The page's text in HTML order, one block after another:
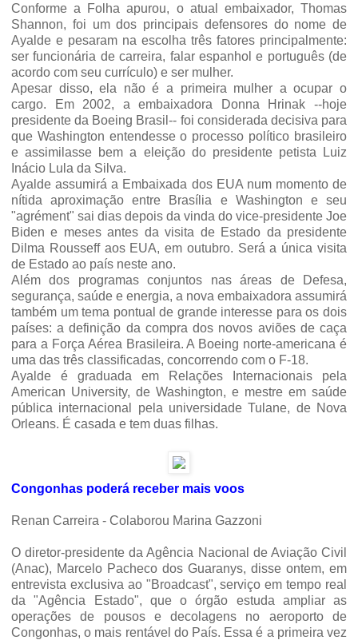
Conforme a Folha apurou, o atual embaixador, Thomas
Shannon, foi um dos principais defensores do nome de
Ayalde e pesaram na escolha três fatores principalmente:
ser funcionária de carreira, falar espanhol e português (de
acordo com seu currículo) e ser mulher.
Apesar disso, ela não é a primeira mulher a ocupar o
cargo. Em 2002, a embaixadora Donna Hrinak --hoje
presidente da Boeing Brasil-- foi considerada decisiva para
que Washington entendesse o processo político brasileiro
e assimilasse bem a eleição do presidente petista Luiz
Inácio Lula da Silva.
Ayalde assumirá a Embaixada dos EUA num momento de
nítida aproximação entre Brasília e Washington e seu
"agrément" sai dias depois da vinda do vice-presidente Joe
Biden e meses antes da visita de Estado da presidente
Dilma Rousseff aos EUA, em outubro. Será a única visita
de Estado ao país neste ano.
Além dos programas conjuntos nas áreas de Defesa,
segurança, saúde e energia, a nova embaixadora assumirá
também um tema pontual de grande interesse para os dois
países: a definição da compra dos novos aviões de caça
para a Força Aérea Brasileira. A Boeing norte-americana é
uma das três classificadas, concorrendo com o F-18.
Ayalde é graduada em Relações Internacionais pela
American University, de Washington, e mestre em saúde
pública internacional pela universidade Tulane, de Nova
Orleans. É casada e tem duas filhas.
Congonhas poderá receber mais voos
Renan Carreira - Colaborou Marina Gazzoni
O diretor-presidente da Agência Nacional de Aviação Civil
(Anac), Marcelo Pacheco dos Guaranys, disse ontem, em
entrevista exclusiva ao "Broadcast", serviço em tempo real
da "Agência Estado", que o órgão estuda ampliar as
operações de pousos e decolagens no aeroporto de
Congonhas, o mais rentável do País. Essa é a primeira vez